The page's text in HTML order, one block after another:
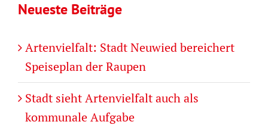
Neueste Beiträge
Artenvielfalt: Stadt Neuwied bereichert
Speiseplan der Raupen
Stadt sieht Artenvielfalt auch als
kommunale Aufgabe